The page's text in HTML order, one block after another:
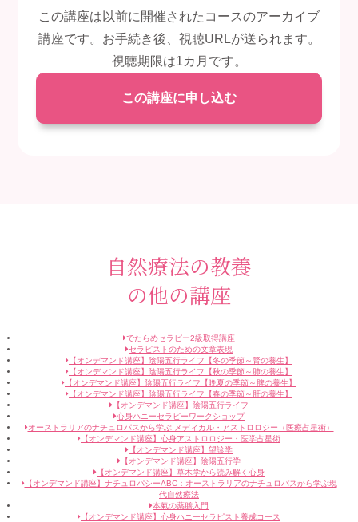
この講座は以前に開催されたコースのアーカイブ
講座です。お手続き後、視聴URLが送られます。
視聴期限は1カ月です。
この講座に申し込む
自然療法の教養
の他の講座
でたらめセラピー2級取得講座
セラピストのための文章表現
【オンデマンド講座】陰陽五行ライフ【冬の季節～腎の養生】
【オンデマンド講座】陰陽五行ライフ【秋の季節～肺の養生】
【オンデマンド講座】陰陽五行ライフ【晩夏の季節～脾の養生】
【オンデマンド講座】陰陽五行ライフ【春の季節～肝の養生】
【オンデマンド講座】陰陽五行ライフ
心身ハニーセラピーワークショップ
オーストラリアのナチュロパスから学ぶ メディカル・アストロロジー（医療占星術）
【オンデマンド講座】心身アストロロジー・医学占星術
【オンデマンド講座】望診学
【オンデマンド講座】陰陽五行学
【オンデマンド講座】草木学から読み解く心身
【オンデマンド講座】ナチュロパシーABC：オーストラリアのナチュロパスから学ぶ現
代自然療法
本氣の薬膳入門
【オンデマンド講座】心身ハニーセラピスト養成コース